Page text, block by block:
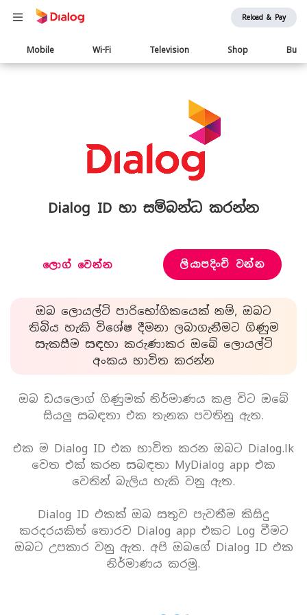
Reload & Pay
Main
navigation
Mobile Wi-Fi Television Shop
Dialog ID හා සම්බන්ධ කරන්න
ලොග් වෙන්න ලියාපදිංචි වන්න
ඔබ ලොයල්ටි පාරිභෝගිකයෙක් නම්, ඔබට
තිබිය හැකි විශේෂ දීමනා ලබාගැනීමට ගිණුම
සැකසීම සඳහා කරුණාකර ඔබේ ලොයල්ටි
අංකය භාවිත කරන්න
ඔබ ඩයලොග් ගිණුමක් නිර්මාණය කළ විට ඔබේ
සියලු සබඳතා එක තැනක පවතිනු ඇත.
එක ම Dialog ID එක භාවිත කරන ඔබට Dialog.lk
වෙත එක් කරන සබඳතා MyDialog app එක
වෙතින් බැලිය හැකි වනු ඇත.
Dialog ID එකක් ඔබ සතුව පැවතීම කිසිදු
කරදරයකිත් තොරව Dialog app එකට Log වීමට
ඔබට උපකාර වනු ඇත. අපි ඔබගේ Dialog ID එක
නිර්මාණය කරමු.